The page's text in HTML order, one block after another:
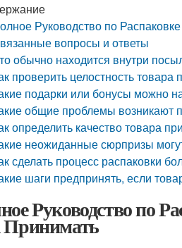
Руководство по
вопросы и ответы
обычно находится внутри
проверить целостность товара
подарки или бонусы можно
общие проблемы возникают
определить качество товара
неожиданные сюрпризы
сделать процесс распаковки
шаги предпринять, если
Руководство по